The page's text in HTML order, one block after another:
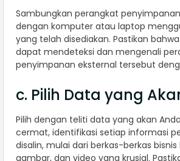
Sambungkan perangkat
dengan komputer atau laptop
yang telah disediakan. Pastikan
dapat mendeteksi dan mengenali
penyimpanan eksternal tersebut
c. Pilih Data yang
Pilih dengan teliti data yang akan
cermat, identifikasi setiap informasi
disalin, mulai dari berkas-berkas
gambar, dan video yang krusial.